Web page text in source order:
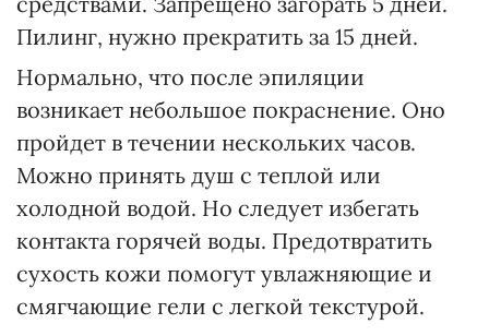
Пилинг, нужно прекратить за 15 дней.
Нормально, что после эпиляции
возникает небольшое покраснение. Оно
пройдет в течении нескольких часов.
Можно принять душ с теплой или
холодной водой. Но следует избегать
контакта горячей воды. Предотвратить
сухость кожи помогут увлажняющие и
смягчающие гели с легкой текстурой.